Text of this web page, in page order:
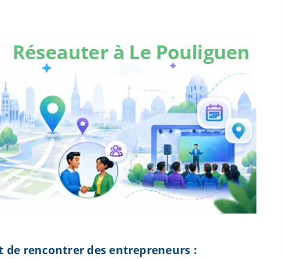
Réseauter à Le Pouliguen
rencontrer des entrepreneurs :